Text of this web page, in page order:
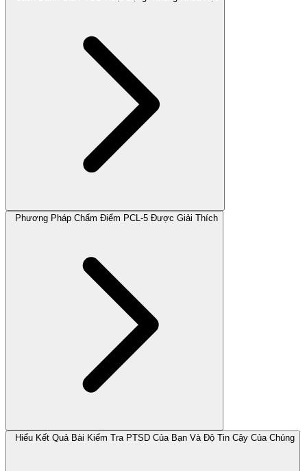
Phương Pháp Chấm Điểm PCL-5 Được Giải Thích
Hiểu Kết Quả Bài Kiểm Tra PTSD Của Bạn Và Độ Tin Cậy Của Chúng